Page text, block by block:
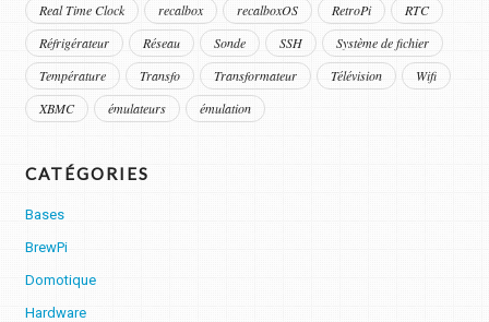
Real Time Clock
recalbox recalboxOS RetroPi
RTC
Réfrigérateur
Réseau Sonde SSH
Système de fichier
Température
Transfo Transformateur Télévision
Wifi
XBMC
émulateurs émulation
CATÉGORIES
Bases
BrewPi
Domotique
Hardware